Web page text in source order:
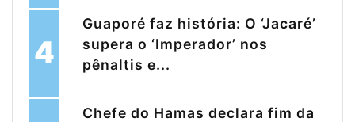
4
Guaporé faz história: O ‘Jacaré’
supera o ‘Imperador’ nos
pênaltis e...
Chefe do Hamas declara fim da